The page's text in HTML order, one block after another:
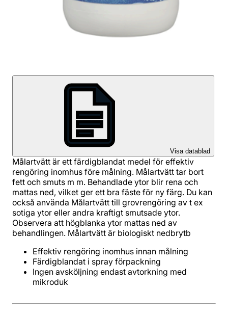
Visa datablad
Målartvätt är ett färdigblandat medel för effektiv
rengöring inomhus före målning. Målartvätt tar bort
fett och smuts m m. Behandlade ytor blir rena och
mattas ned, vilket ger ett bra fäste för ny färg. Du kan
också använda Målartvätt till grovrengöring av t ex
sotiga ytor eller andra kraftigt smutsade ytor.
Observera att högblanka ytor mattas ned av
behandlingen. Målartvätt är biologiskt nedbrytb
Effektiv rengöring inomhus innan målning
Färdigblandat i spray förpackning
Ingen avsköljning endast avtorkning med
mikroduk